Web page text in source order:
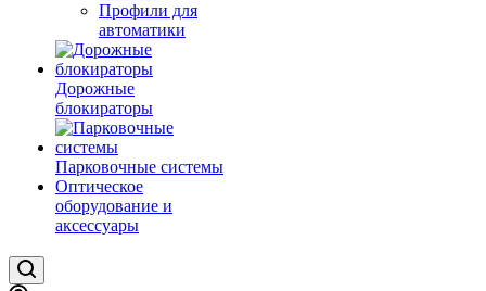
Профили для
автоматики
Дорожные
блокираторы
Парковочные системы
Оптическое
оборудование и
аксессуары